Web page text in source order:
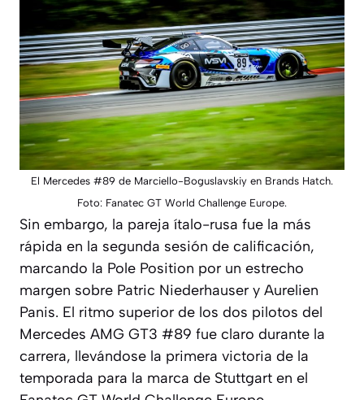
El Mercedes #89 de Marciello-Boguslavskiy en Brands Hatch.
Foto: Fanatec GT World Challenge Europe.
Sin embargo, la pareja ítalo-rusa fue la más
rápida en la segunda sesión de calificación,
marcando la Pole Position por un estrecho
margen sobre Patric Niederhauser y Aurelien
Panis. El ritmo superior de los dos pilotos del
Mercedes AMG GT3 #89 fue claro durante la
carrera, llevándose la primera victoria de la
temporada para la marca de Stuttgart en el